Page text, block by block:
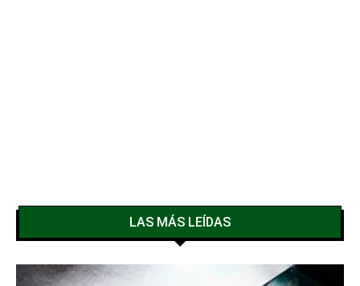
LAS MÁS LEÍDAS